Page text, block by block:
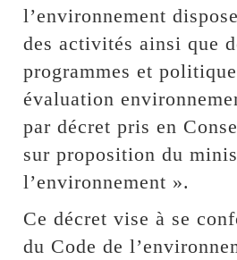
l’environnement
des activités ainsi que
programmes et
évaluation
par décret pris en
sur proposition du
l’environnement ».
Ce décret vise à se
du Code de